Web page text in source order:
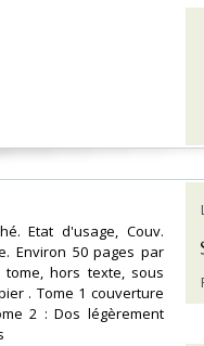
Etat d'usage, Couv.
Environ 50 pages par
hors texte, sous
. Tome 1 couverture
2 : Dos légèrement